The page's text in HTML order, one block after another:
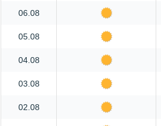
06.08
05.08
04.08
03.08
02.08